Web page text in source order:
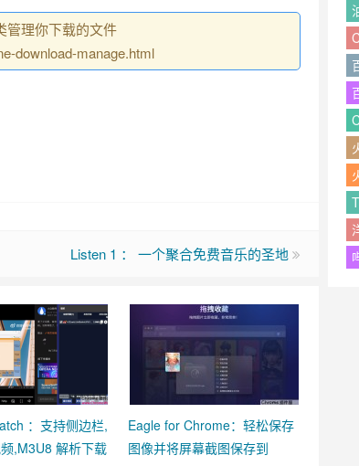
管理你下载的文件
download-manage.html
Listen 1 ： 一个聚合免费音乐的圣地
：支持侧边栏,
,M3U8 解析下载
Eagle for Chrome：轻松保存
图像并将屏幕截图保存到